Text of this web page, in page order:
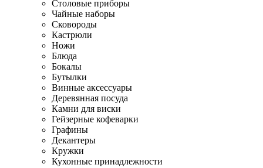
Столовые приборы
Чайные наборы
Сковороды
Кастрюли
Ножи
Блюда
Бокалы
Бутылки
Винные аксессуары
Деревянная посуда
Камни для виски
Гейзерные кофеварки
Графины
Декантеры
Кружки
Кухонные принадлежности